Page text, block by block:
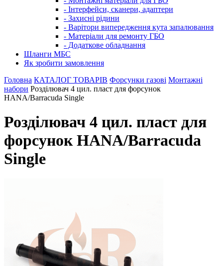
- Інтерфейси, сканери, адаптери
- Захисні рідини
- Варітори випередження кута запалювання
- Матеріали для ремонту ГБО
- Додаткове обладнання
Шланги МБС
Як зробити замовлення
Головна КАТАЛОГ ТОВАРІВ Форсунки газові Монтажні
набори Розділювач 4 цил. пласт для форсунок
HANA/Barracuda Single
Розділювач 4 цил. пласт для
форсунок HANA/Barracuda
Single